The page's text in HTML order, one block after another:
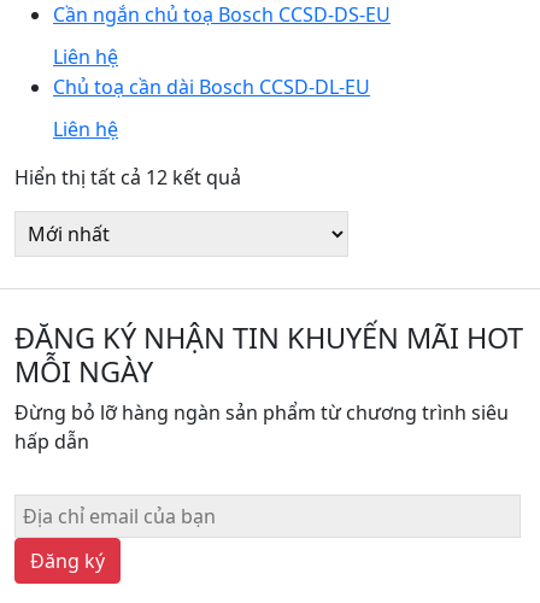
Cần ngắn chủ toạ Bosch CCSD-DS-EU
Liên hệ
Chủ toạ cần dài Bosch CCSD-DL-EU
Liên hệ
Hiển thị tất cả 12 kết quả
sắp
theo
mới
nhất
ĐĂNG KÝ NHẬN TIN KHUYẾN MÃI HOT
MỖI NGÀY
Đừng bỏ lỡ hàng ngàn sản phẩm từ chương trình siêu
hấp dẫn
Đăng ký